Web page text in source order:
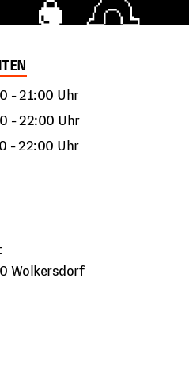
- 21:00 Uhr
- 22:00 Uhr
- 22:00 Uhr
Wolkersdorf